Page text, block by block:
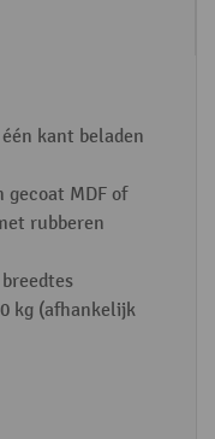
kant beladen
gecoat MDF of
rubberen
kg (afhankelijk